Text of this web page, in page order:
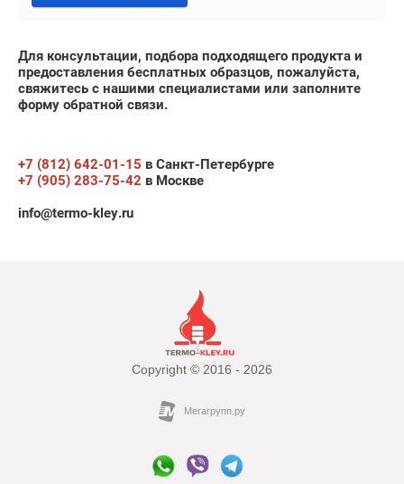
Для консультации, подбора подходящего продукта и
предоставления бесплатных образцов, пожалуйста,
свяжитесь с нашими специалистами или заполните
форму обратной связи.
+7 (812) 642-01-15 в Санкт-Петербурге
+7 (905) 283-75-42 в Москве
info@termo-kley.ru
Copyright © 2016 - 2026